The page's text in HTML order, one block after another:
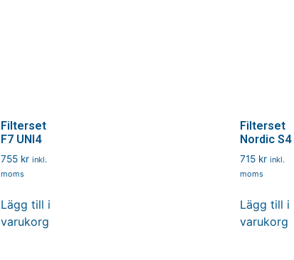
Filterset
F7 UNI4
755 kr inkl.
moms
Lägg till i
varukorg
Filterset
Nordic S4
715 kr inkl.
moms
Lägg till i
varukorg